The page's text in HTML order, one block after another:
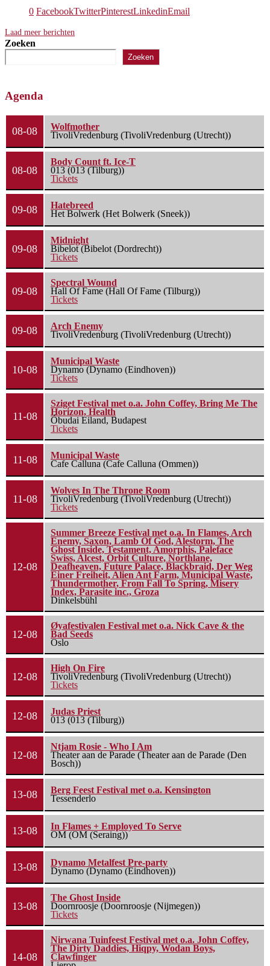
0 FacebookTwitterPinterestLinkedinEmail
Laad meer berichten
Zoeken
Zoeken
Agenda
08-08
Wolfmother
TivoliVredenburg (TivoliVredenburg (Utrecht))
08-08
Body Count ft. Ice-T
013 (013 (Tilburg))
Tickets
09-08
Hatebreed
Het Bolwerk (Het Bolwerk (Sneek))
09-08
Midnight
Bibelot (Bibelot (Dordrecht))
Tickets
09-08
Spectral Wound
Hall Of Fame (Hall Of Fame (Tilburg))
Tickets
09-08
Arch Enemy
TivoliVredenburg (TivoliVredenburg (Utrecht))
10-08
Municipal Waste
Dynamo (Dynamo (Eindhoven))
Tickets
11-08
Sziget Festival met o.a. John Coffey, Bring Me The
Horizon, Health
Óbudai Eiland, Budapest
Tickets
11-08
Municipal Waste
Cafe Calluna (Cafe Calluna (Ommen))
11-08
Wolves In The Throne Room
TivoliVredenburg (TivoliVredenburg (Utrecht))
Tickets
12-08
Summer Breeze Festival met o.a. In Flames, Arch
Enemy, Saxon, Lamb Of God, Alestorm, The
Ghost Inside, Testament, Amorphis, Paleface
Swiss, Alcest, Orbit Culture, Northlane,
Deafheaven, Future Palace, Blackbraid, Der Weg
Einer Freiheit, Alien Ant Farm, Municipal Waste,
Thundermother, From Fall To Spring, Misery
Index, Parasite inc., Groza
Dinkelsbühl
12-08
Øyafestivalen Festival met o.a. Nick Cave & the
Bad Seeds
Oslo
12-08
High On Fire
TivoliVredenburg (TivoliVredenburg (Utrecht))
Tickets
12-08
Judas Priest
013 (013 (Tilburg))
12-08
Ntjam Rosie - Who I Am
Theater aan de Parade (Theater aan de Parade (Den
Bosch))
13-08
Berg Feest Festival met o.a. Kensington
Tessenderlo
13-08
In Flames + Employed To Serve
OM (OM (Seraing))
13-08
Dynamo Metalfest Pre-party
Dynamo (Dynamo (Eindhoven))
13-08
The Ghost Inside
Doornroosje (Doornroosje (Nijmegen))
Tickets
14-08
Nirwana Tuinfeest Festival met o.a. John Coffey,
The Dirty Daddies, Hiqpy, Wodan Boys,
Clawfinger